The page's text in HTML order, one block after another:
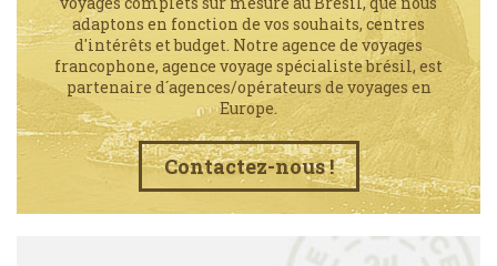
adaptons en fonction de vos souhaits, centres
d'intérêts et budget. Notre agence de voyages
francophone, agence voyage spécialiste brésil, est
partenaire d´agences/opérateurs de voyages en
Europe.
Contactez-nous !